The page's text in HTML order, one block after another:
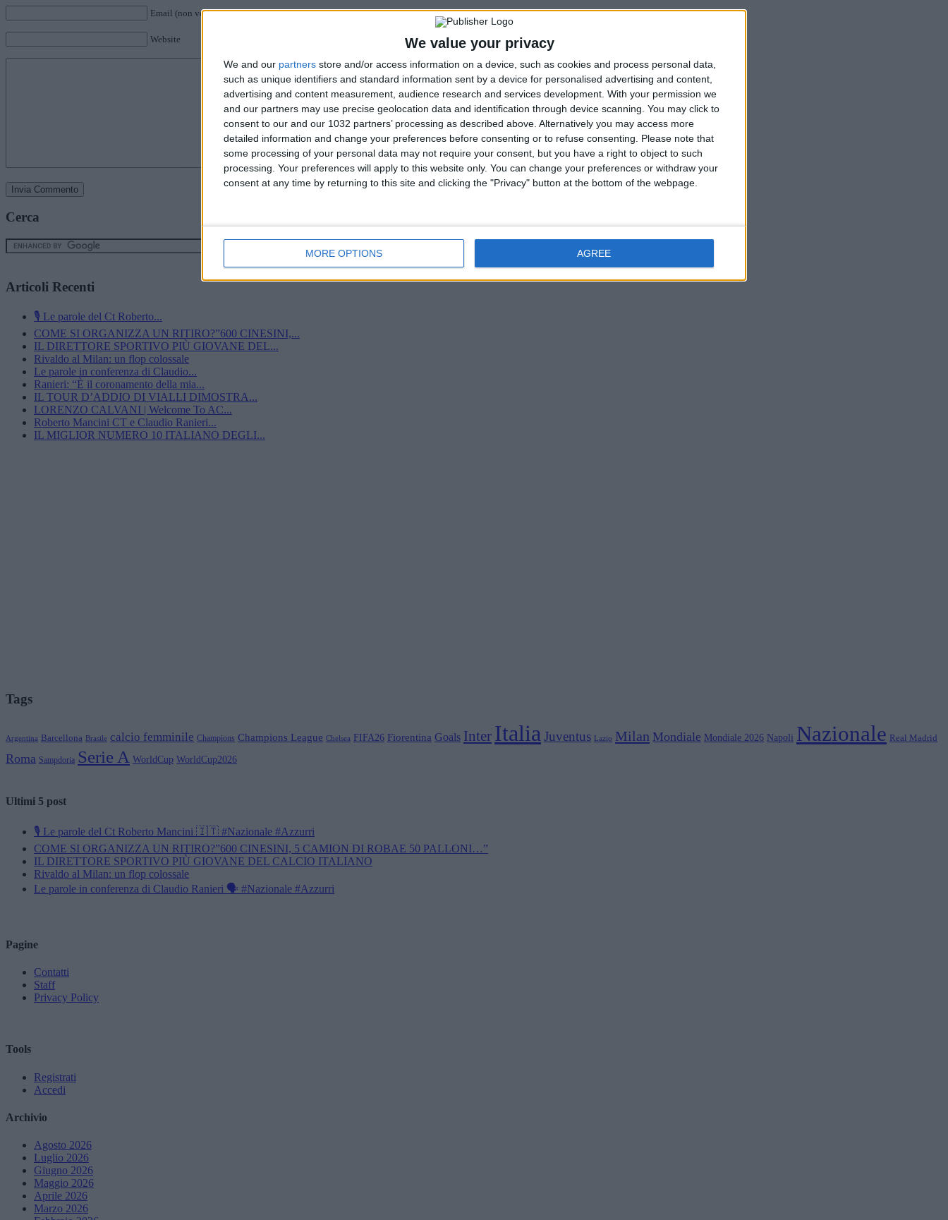
We value your privacy
We and our partners store and/or access information on a device, such as cookies and process personal data,
such as unique identifiers and standard information sent by a device for personalised advertising and content,
advertising and content measurement, audience research and services development. With your permission we
and our partners may use precise geolocation data and identification through device scanning. You may click to
consent to our and our 1032 partners’ processing as described above. Alternatively you may access more
detailed information and change your preferences before consenting or to refuse consenting.
Please note that
some processing of your personal data may not require your consent, but you have a right to object to such
processing. Your preferences will apply to this website only. You can change your preferences or withdraw your
consent at any time by returning to this site and clicking the "Privacy" button at the bottom of the webpage.
MORE OPTIONS AGREE
Email (non verrà pubblicata)
Website
Cerca
Articoli Recenti
🎙️ Le parole del Ct Roberto...
COME SI ORGANIZZA UN RITIRO?”600 CINESINI,...
IL DIRETTORE SPORTIVO PIÙ GIOVANE DEL...
Rivaldo al Milan: un flop colossale
Le parole in conferenza di Claudio...
Ranieri: “È il coronamento della mia...
IL TOUR D’ADDIO DI VIALLI DIMOSTRA...
LORENZO CALVANI | Welcome To AC...
Roberto Mancini CT e Claudio Ranieri...
IL MIGLIOR NUMERO 10 ITALIANO DEGLI...
Tags
Argentina Barcellona Brasile calcio femminile Champions Champions League Chelsea FIFA26 Fiorentina Goals Inter Italia Juventus Lazio Milan Mondiale Mondiale 2026 Napoli Nazionale Real Madrid
Roma Sampdoria Serie A WorldCup WorldCup2026
Ultimi 5 post
🎙️ Le parole del Ct Roberto Mancini 🇮🇹 #Nazionale #Azzurri
COME SI ORGANIZZA UN RITIRO?”600 CINESINI, 5 CAMION DI ROBAE 50 PALLONI…”
IL DIRETTORE SPORTIVO PIÙ GIOVANE DEL CALCIO ITALIANO
Rivaldo al Milan: un flop colossale
Le parole in conferenza di Claudio Ranieri 🗣️ #Nazionale #Azzurri
Pagine
Contatti
Staff
Privacy Policy
Tools
Registrati
Accedi
Archivio
Agosto 2026
Luglio 2026
Giugno 2026
Maggio 2026
Aprile 2026
Marzo 2026